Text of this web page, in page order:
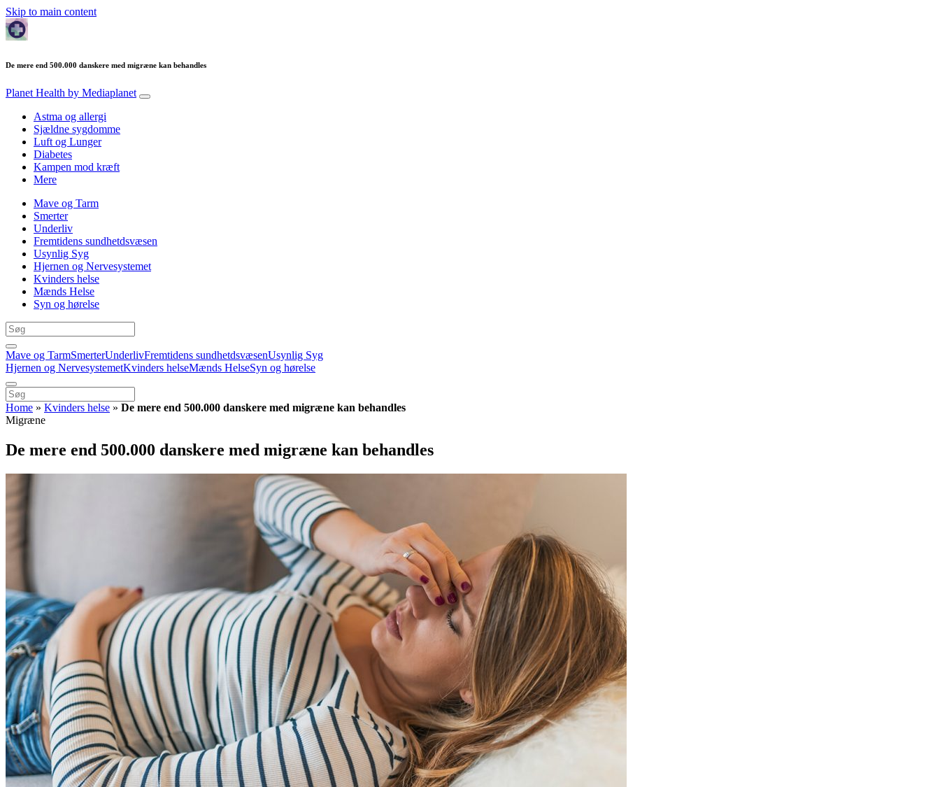
Skip to main content
De mere end 500.000 danskere med migræne kan behandles
Planet Health by Mediaplanet
Astma og allergi
Sjældne sygdomme
Luft og Lunger
Diabetes
Kampen mod kræft
Mere
Mave og Tarm
Smerter
Underliv
Fremtidens sundhetdsvæsen
Usynlig Syg
Hjernen og Nervesystemet
Kvinders helse
Mænds Helse
Syn og hørelse
Mave og TarmSmerterUnderlivFremtidens sundhetdsvæsenUsynlig Syg
Hjernen og NervesystemetKvinders helseMænds HelseSyn og hørelse
Home » Kvinders helse » De mere end 500.000 danskere med migræne kan behandles
Migræne
De mere end 500.000 danskere med migræne kan behandles